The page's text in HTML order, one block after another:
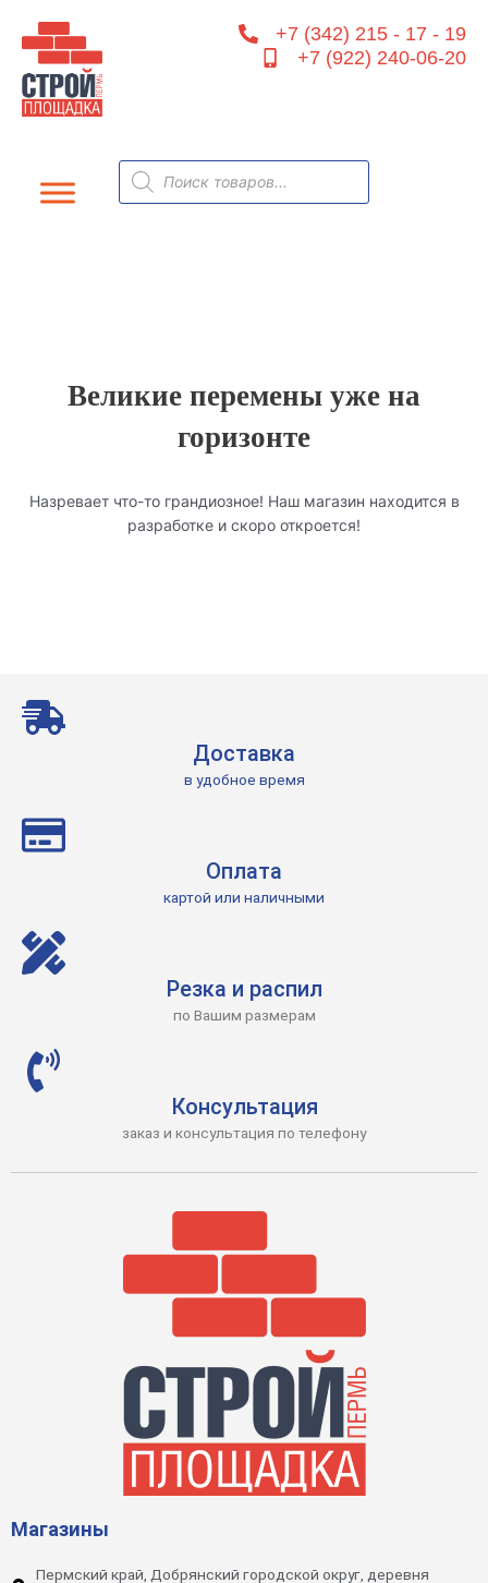
содержимому
+7 (342) 215 - 17 - 19
+7 (922) 240-06-20
Поиск
товаров
Великие перемены уже на
горизонте
Назревает что-то грандиозное! Наш магазин находится в
разработке и скоро откроется!
Доставка
в удобное время
Оплата
картой или наличными
Резка и распил
по Вашим размерам
Консультация
заказ и консультация по телефону
Магазины
Пермский край, Добрянский городской округ, деревня